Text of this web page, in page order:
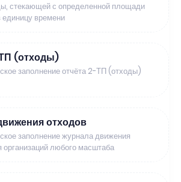
стекающей с определенной площади
единицу времени
(отходы)
заполнение отчёта 2-ТП (отходы)
отходов
заполнение журнала движения
организаций любого масштаба